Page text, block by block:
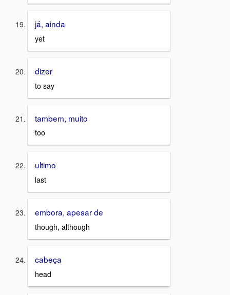
já, ainda
yet
dizer
to say
tambem, muito
too
ultimo
last
embora, apesar de
though, although
cabeça
head